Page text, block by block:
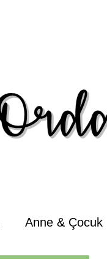
Anne & Çocuk